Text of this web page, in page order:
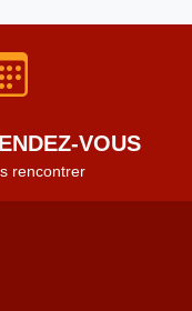
VOUS
rencontrer